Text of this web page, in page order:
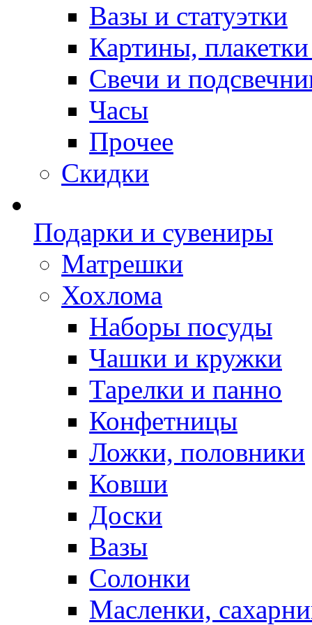
Вазы и статуэтки
Картины,
Свечи и
Часы
Прочее
Скидки
Подарки и сувениры
Матрешки
Хохлома
Наборы посуды
Чашки и кружки
Тарелки и панно
Конфетницы
Ложки, половники
Ковши
Доски
Вазы
Солонки
Масленки,